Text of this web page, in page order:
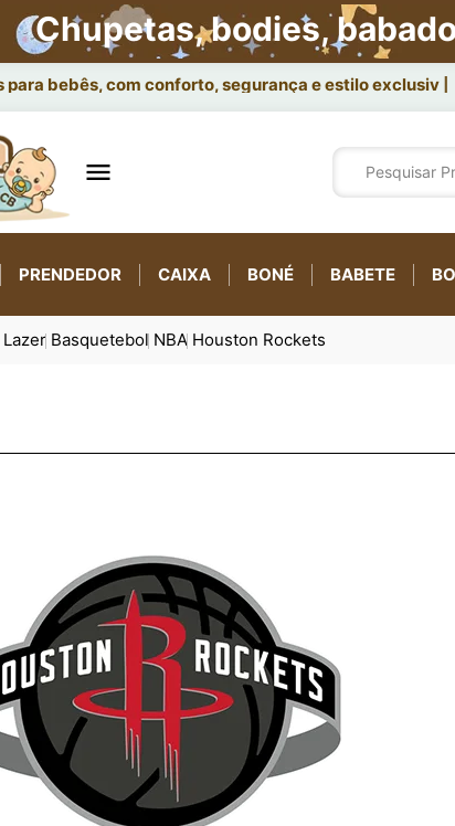
Chupetas, bodies,
bebês, com conforto, segurança e estilo exclusivo.

PRENDEDOR CAIXA BONÉ BABETE
Basquetebol NBA Houston Rockets